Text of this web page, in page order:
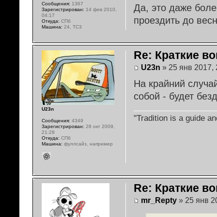
Да, это даже
проездить до
Сообщения: 1367
Зарегистрирован: 14 фев 2010,
04:17
Откуда: СПб
Машина: 24, TC3
Re: Краткие
U23n » 25 янв 2017,
На крайний
собой - будет
"Tradition is a guide
U23n
Сообщения: 4349
Зарегистрирован: 28 окт 2009,
21:28
Откуда: СПб
Машина: фуллсайз, например
Re: Краткие
mr_Repty» 25 янв